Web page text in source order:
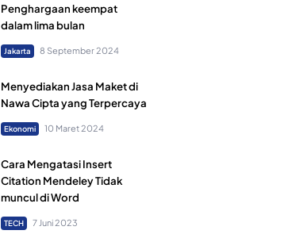
Penghargaan keempat
dalam lima bulan
Jakarta 8 September 2024
Menyediakan Jasa Maket di
Nawa Cipta yang Terpercaya
Ekonomi 10 Maret 2024
Cara Mengatasi Insert
Citation Mendeley Tidak
muncul di Word
TECH 7 Juni 2023